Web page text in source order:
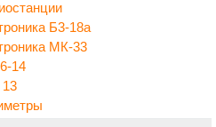
Б3-18а
МК-33
14